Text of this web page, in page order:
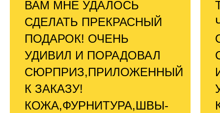
ВАМ МНЕ УДАЛОСЬ
СДЕЛАТЬ ПРЕКРАСНЫЙ
ПОДАРОК! ОЧЕНЬ
УДИВИЛ И ПОРАДОВАЛ
СЮРПРИЗ,ПРИЛОЖЕННЫЙ
К ЗАКАЗУ!
КОЖА,ФУРНИТУРА,ШВЫ-